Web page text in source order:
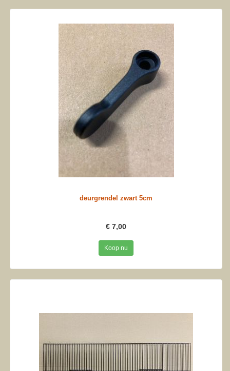
deurgrendel zwart 5cm
€ 7,00
Koop nu